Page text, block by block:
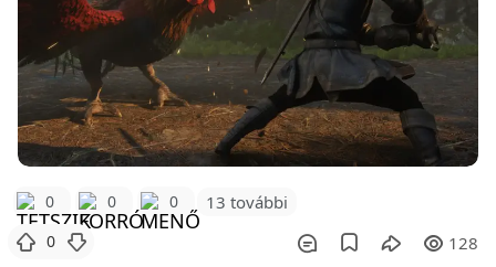
0 0 0 13 további
0 128